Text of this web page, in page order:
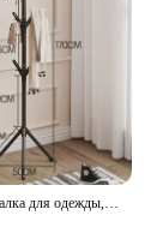
Напольная вешалка для одежды, в форме ветки дерева, с несколькими крючками, передвижная и удобная вешалка для пальто для дома, гостиной, для хранения одежды